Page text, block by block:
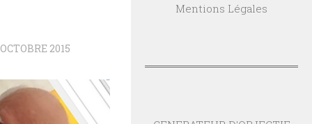
2015
Mentions Légales